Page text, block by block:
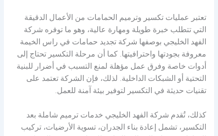
تعتبر عمليات تكسير وترميم الحمامات من الأعمال الدقيقة
التي تتطلب خبرة طويلة ومهارة عالية، وهو ما توفره شركة
الفهد الخليجي بوصفها شركة تجديد حمامات في راس الخيمة
معروفة بجودتها واحترافيتها. كما أن مرحلة التكسير تحتاج إلى
أدوات خاصة وفرق عمل مؤهلة لمنع التسبب في أضرار للبنية
التحتية أو الشبكات الداخلية. لذلك، فإن الشركة تعتمد على
تقنيات حديثة في التكسير لتوفير بيئة آمنة للعمل.
كذلك، تُقدم شركة الفهد الخليجي خدمات ترميم شاملة بعد
التكسير، تشمل إعادة بناء الجدران، تسوية الأرضيات، تركيب